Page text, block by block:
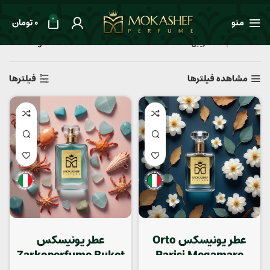
منو 0
0تومان
خانه طعم ها دریایی Showing all 7 results
مشاهده فیلترها فیلترها
عطر یونیسکس Orto
Parisi Megamare
عطر یونیسکس
Zarkoperfume Buket